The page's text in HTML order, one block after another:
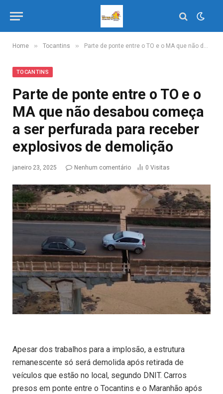
Home » Tocantins » Parte de ponte entre o TO e o MA que não desabou começa a ser perfurada para receber explosivos de demolição
TOCANTINS
Parte de ponte entre o TO e o
MA que não desabou começa
a ser perfurada para receber
explosivos de demolição
janeiro 23, 2025 Nenhum comentário 0 Visitas
Apesar dos trabalhos para a implosão, a estrutura
remanescente só será demolida após retirada de
veículos que estão no local, segundo DNIT. Carros
presos em ponte entre o Tocantins e o Maranhão após